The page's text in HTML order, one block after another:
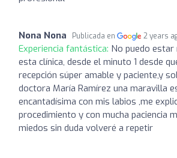
Nona Nona Publicada en 2 years
Experiencia fantástica: No puedo
esta clínica, desde el minuto 1 desde
recepción súper amable y paciente,y
doctora María Ramírez una maravilla
encantadísima con mis labios ,me
procedimiento y con mucha paciencia
miedos sin duda volveré a repetir